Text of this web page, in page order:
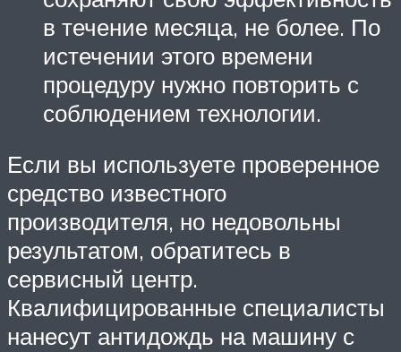
в течение месяца, не более. По
истечении этого времени
процедуру нужно повторить с
соблюдением технологии.
Если вы используете проверенное
средство известного
производителя, но недовольны
результатом, обратитесь в
сервисный центр.
Квалифицированные специалисты
нанесут антидождь на машину с